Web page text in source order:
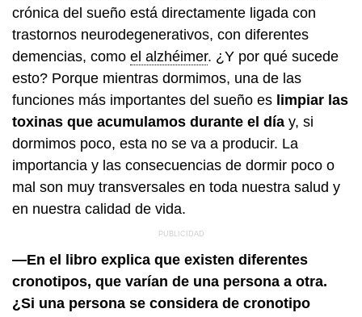
crónica del sueño está directamente ligada con
trastornos neurodegenerativos, con diferentes
demencias, como el alzhéimer. ¿Y por qué sucede
esto? Porque mientras dormimos, una de las
funciones más importantes del sueño es limpiar las
toxinas que acumulamos durante el día y, si
dormimos poco, esta no se va a producir. La
importancia y las consecuencias de dormir poco o
mal son muy transversales en toda nuestra salud y
en nuestra calidad de vida.
—En el libro explica que existen diferentes
cronotipos, que varían de una persona a otra.
¿Si una persona se considera de cronotipo